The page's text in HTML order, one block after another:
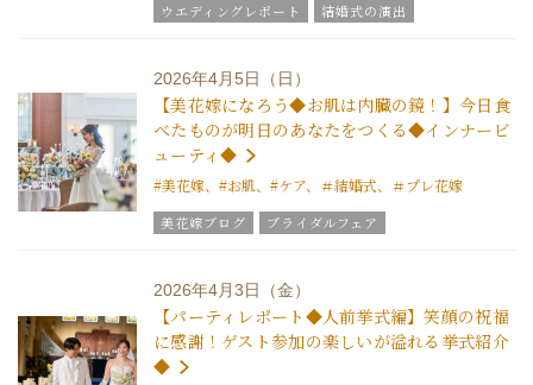
ウエディングレポート
結婚式の演出
グラツィエのウエディング情報
結婚式の豆知識
ウエディングスタッフｖｏｉｃｅ
2026年4月5日（日）
【美花嫁になろう◆お肌は内臓の鏡！】今日食
べたものが明日のあなたをつくる◆インナービ
ューティ◆
#美花嫁、#お肌、#ケア、＃結婚式、＃プレ花嫁
美花嫁ブログ
ブライダルフェア
ウエディングスタッフｖｏｉｃｅ
2026年4月3日（金）
【パーティレポート◆人前挙式編】笑顔の祝福
に感謝！ゲスト参加の楽しいが溢れる挙式紹介
◆